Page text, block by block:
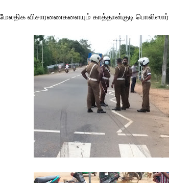
மேலதிக விசாரணைகளையும் காத்தான்குடி பொலிஸார்